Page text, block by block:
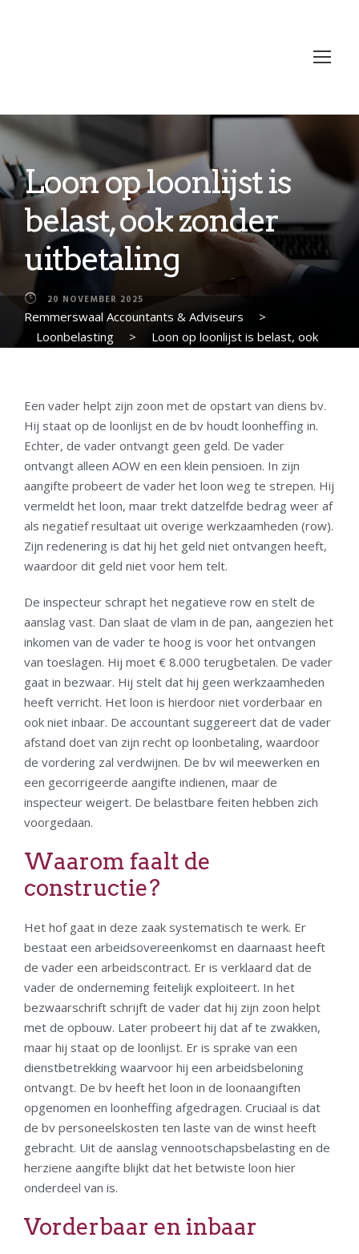
Loon op loonlijst is
belast, ook zonder
uitbetaling
20 NOVEMBER 2025
Remmerswaal Accountants & Adviseurs
>
Loonbelasting
>
Loon op loonlijst is belast, ook
Een vader helpt zijn zoon met de opstart van diens bv.
Hij staat op de loonlijst en de bv houdt loonheffing in.
Echter, de vader ontvangt geen geld. De vader
ontvangt alleen AOW en een klein pensioen. In zijn
aangifte probeert de vader het loon weg te strepen. Hij
vermeldt het loon, maar trekt datzelfde bedrag weer af
als negatief resultaat uit overige werkzaamheden (row).
Zijn redenering is dat hij het geld niet ontvangen heeft,
waardoor dit geld niet voor hem telt.
De inspecteur schrapt het negatieve row en stelt de
aanslag vast. Dan slaat de vlam in de pan, aangezien het
inkomen van de vader te hoog is voor het ontvangen
van toeslagen. Hij moet € 8.000 terugbetalen. De vader
gaat in bezwaar. Hij stelt dat hij geen werkzaamheden
heeft verricht. Het loon is hierdoor niet vorderbaar en
ook niet inbaar. De accountant suggereert dat de vader
afstand doet van zijn recht op loonbetaling, waardoor
de vordering zal verdwijnen. De bv wil meewerken en
een gecorrigeerde aangifte indienen, maar de
inspecteur weigert. De belastbare feiten hebben zich
voorgedaan.
Waarom faalt de
constructie?
Het hof gaat in deze zaak systematisch te werk. Er
bestaat een arbeidsovereenkomst en daarnaast heeft
de vader een arbeidscontract. Er is verklaard dat de
vader de onderneming feitelijk exploiteert. In het
bezwaarschrift schrijft de vader dat hij zijn zoon helpt
met de opbouw. Later probeert hij dat af te zwakken,
maar hij staat op de loonlijst. Er is sprake van een
dienstbetrekking waarvoor hij een arbeidsbeloning
ontvangt. De bv heeft het loon in de loonaangiften
opgenomen en loonheffing afgedragen. Cruciaal is dat
de bv personeelskosten ten laste van de winst heeft
gebracht. Uit de aanslag vennootschapsbelasting en de
herziene aangifte blijkt dat het betwiste loon hier
onderdeel van is.
Vorderbaar en inbaar